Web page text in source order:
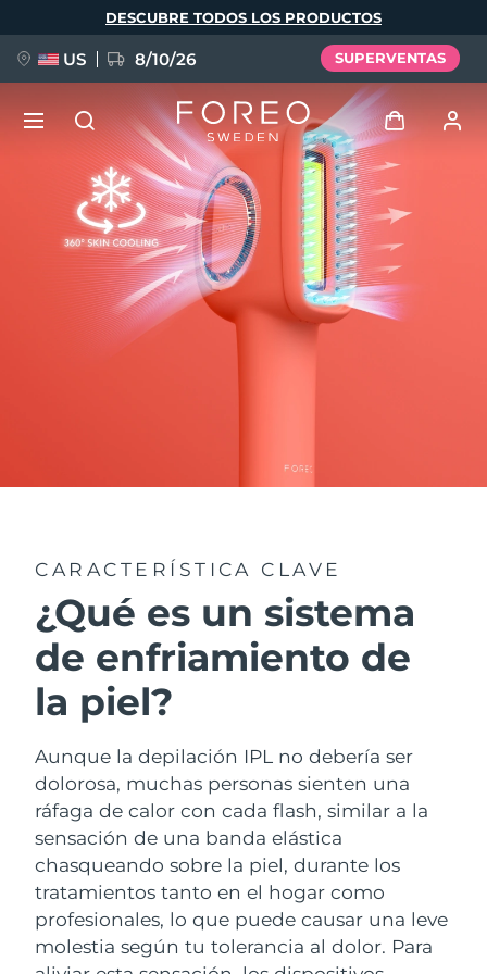
CARACTERÍSTICA CLAVE
¿Qué es un sistema
de enfriamiento de
la piel?
Aunque la depilación IPL no debería ser
dolorosa, muchas personas sienten una
ráfaga de calor con cada flash, similar a la
sensación de una banda elástica
chasqueando sobre la piel, durante los
tratamientos tanto en el hogar como
profesionales, lo que puede causar una leve
molestia según tu tolerancia al dolor. Para
DESCUBRE TODOS LOS PRODUCTOS
US 8/10/26 SUPERVENTAS
Iniciar sesión
Perfil de usuario
Mis dispositivos
Mis suscripciones
NUEVO
FAQ™ Pure Beauty-Tech Elixir
BREAKING NEWS
POPULAR
Sorpresas especiales Superventas
Terapia de luz roja
Idioma
English Deutsch
Español
Italiano
Português
País de envío
Estados Unidos
Reino Unido Entrega prevista9/8/26
España Entrega prevista9/8/26
Australia
Francia Entrega prevista9/8/26
Alemania Entrega prevista9/8/26
Canadá Entrega prevista13/8/26
Australia Entrega prevista 12/8/26